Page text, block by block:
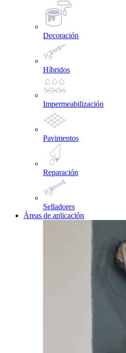
Decoración
Híbridos
Impermeabilización
Pavimentos
Reparación
Selladores
Áreas de aplicación